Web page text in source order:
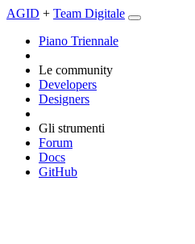
AGID + Team Digitale
Piano Triennale
Le community
Developers
Designers
Gli strumenti
Forum
Docs
GitHub